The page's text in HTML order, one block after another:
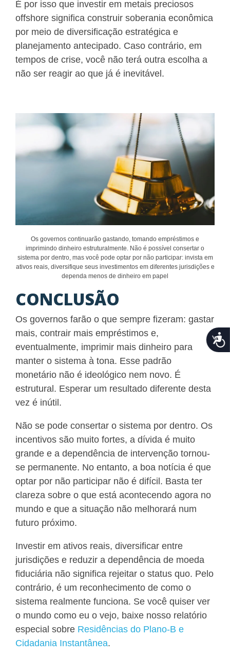
É por isso que investir em metais preciosos
offshore significa construir soberania econômica
por meio de diversificação estratégica e
planejamento antecipado. Caso contrário, em
tempos de crise, você não terá outra escolha a
não ser reagir ao que já é inevitável.
Os governos continuarão gastando, tomando empréstimos e
imprimindo dinheiro estruturalmente. Não é possível consertar o
sistema por dentro, mas você pode optar por não participar: invista em
ativos reais, diversifique seus investimentos em diferentes jurisdições e
dependa menos de dinheiro em papel
CONCLUSÃO
Os governos farão o que sempre fizeram: gastar
mais, contrair mais empréstimos e,
eventualmente, imprimir mais dinheiro para
manter o sistema à tona. Esse padrão
monetário não é ideológico nem novo. É
estrutural. Esperar um resultado diferente desta
vez é inútil.
Não se pode consertar o sistema por dentro. Os
incentivos são muito fortes, a dívida é muito
grande e a dependência de intervenção tornou-
se permanente. No entanto, a boa notícia é que
optar por não participar não é difícil. Basta ter
clareza sobre o que está acontecendo agora no
mundo e que a situação não melhorará num
futuro próximo.
Investir em ativos reais, diversificar entre
jurisdições e reduzir a dependência de moeda
fiduciária não significa rejeitar o status quo. Pelo
contrário, é um reconhecimento de como o
sistema realmente funciona. Se você quiser ver
o mundo como eu o vejo, baixe nosso relatório
especial sobre Residências do Plano-B e
Cidadania Instantânea.